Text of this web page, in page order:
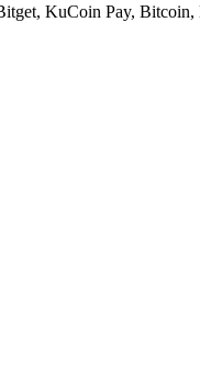
KuCoin Pay,